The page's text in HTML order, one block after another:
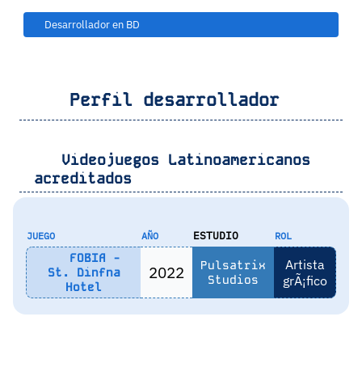
Desarrollador en BD
Perfil desarrollador
Videojuegos Latinoamericanos
acreditados
JUEGO AÑO ESTUDIO ROL
FOBIA -
St. Dinfna
Hotel
2022
Pulsatrix
Studios
Artista
grÃ¡fico